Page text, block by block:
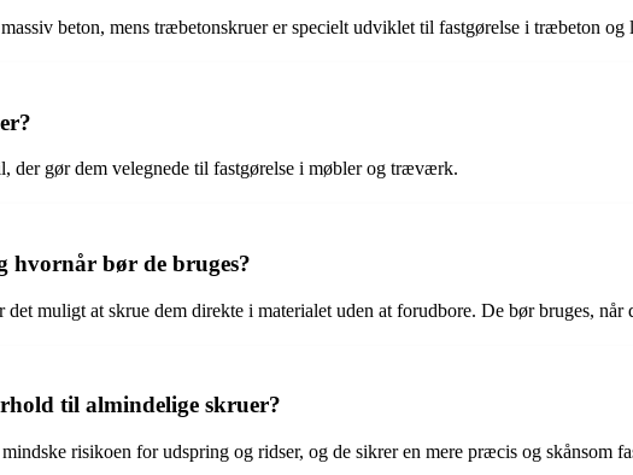
beton, mens træbetonskruer er specielt udviklet til fastgørelse i træbeton og
der gør dem velegnede til fastgørelse i møbler og træværk.
hvornår bør de bruges?
muligt at skrue dem direkte i materialet uden at forudbore. De bør bruges, når
til almindelige skruer?
risikoen for udspring og ridser, og de sikrer en mere præcis og skånsom